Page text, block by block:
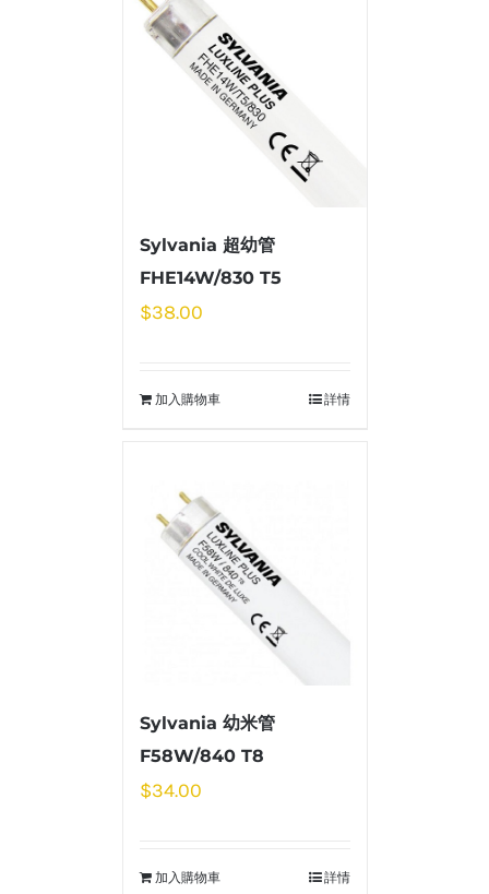
Sylvania 超幼管
FHE14W/830 T5
$38.00
加入購物車 詳情
Sylvania 幼米管
F58W/840 T8
$34.00
加入購物車 詳情